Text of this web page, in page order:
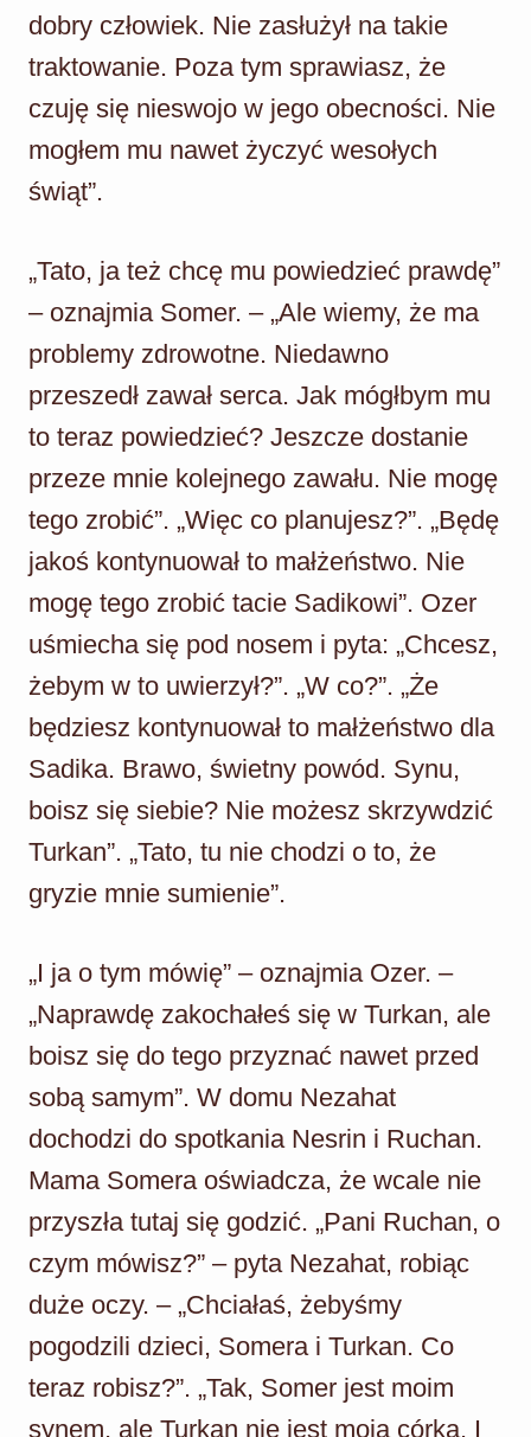
dobry człowiek. Nie zasłużył na takie
traktowanie. Poza tym sprawiasz, że
czuję się nieswojo w jego obecności. Nie
mogłem mu nawet życzyć wesołych
świąt”.
„Tato, ja też chcę mu powiedzieć prawdę”
– oznajmia Somer. – „Ale wiemy, że ma
problemy zdrowotne. Niedawno
przeszedł zawał serca. Jak mógłbym mu
to teraz powiedzieć? Jeszcze dostanie
przeze mnie kolejnego zawału. Nie mogę
tego zrobić”. „Więc co planujesz?”. „Będę
jakoś kontynuował to małżeństwo. Nie
mogę tego zrobić tacie Sadikowi”. Ozer
uśmiecha się pod nosem i pyta: „Chcesz,
żebym w to uwierzył?”. „W co?”. „Że
będziesz kontynuował to małżeństwo dla
Sadika. Brawo, świetny powód. Synu,
boisz się siebie? Nie możesz skrzywdzić
Turkan”. „Tato, tu nie chodzi o to, że
gryzie mnie sumienie”.
„I ja o tym mówię” – oznajmia Ozer. –
„Naprawdę zakochałeś się w Turkan, ale
boisz się do tego przyznać nawet przed
sobą samym”. W domu Nezahat
dochodzi do spotkania Nesrin i Ruchan.
Mama Somera oświadcza, że wcale nie
przyszła tutaj się godzić. „Pani Ruchan, o
czym mówisz?” – pyta Nezahat, robiąc
duże oczy. – „Chciałaś, żebyśmy
pogodzili dzieci, Somera i Turkan. Co
teraz robisz?”. „Tak, Somer jest moim
synem, ale Turkan nie jest moją córką. I